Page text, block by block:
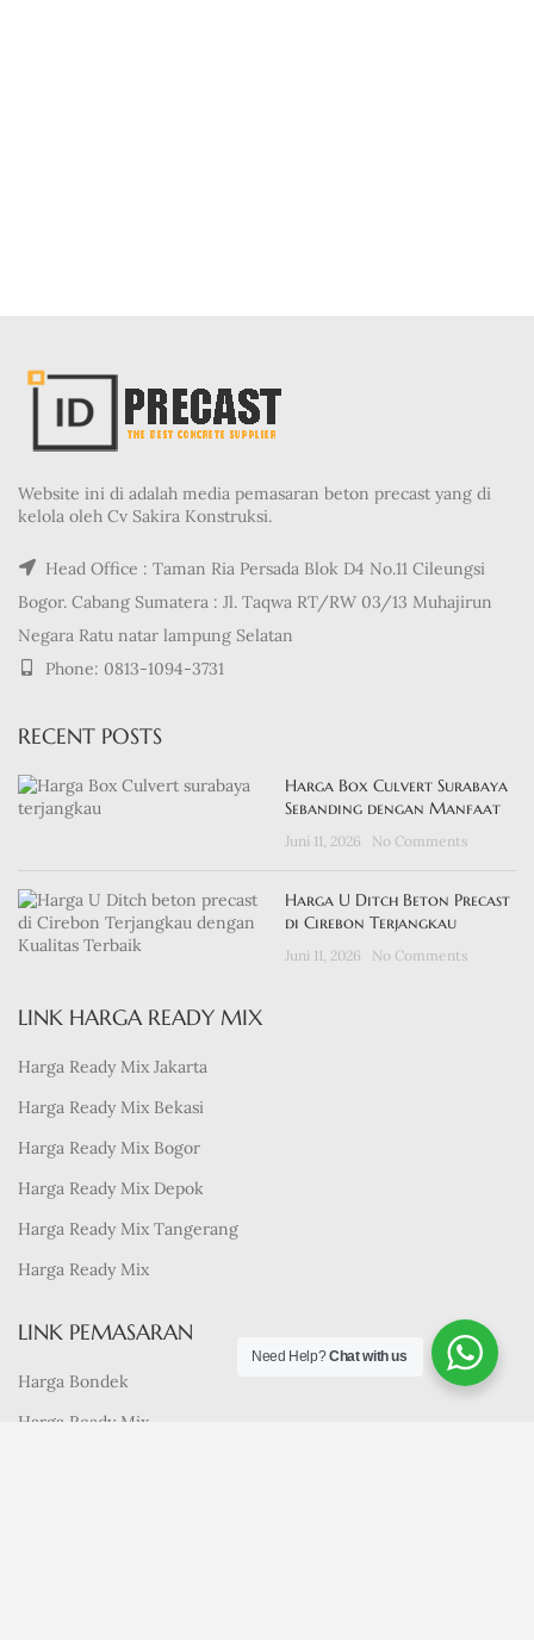
Website ini di adalah media pemasaran beton precast yang di
kelola oleh Cv Sakira Konstruksi.
Head Office : Taman Ria Persada Blok D4 No.11 Cileungsi
Bogor. Cabang Sumatera : Jl. Taqwa RT/RW 03/13 Muhajirun
Negara Ratu natar lampung Selatan
Phone: 0813-1094-3731
RECENT POSTS
Harga Box Culvert Surabaya
Sebanding dengan Manfaat
Juni 11, 2026 No Comments
Harga U Ditch Beton Precast
di Cirebon Terjangkau
Juni 11, 2026 No Comments
LINK HARGA READY MIX
Harga Ready Mix Jakarta
Harga Ready Mix Bekasi
Harga Ready Mix Bogor
Harga Ready Mix Depok
Harga Ready Mix Tangerang
Harga Ready Mix
LINK PEMASARAN
Harga Bondek
Harga Ready Mix
Need Help?Chat with us